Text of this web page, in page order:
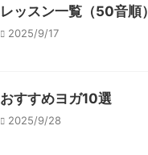
レッスン一覧（50音順）
2025/9/17
おすすめヨガ10選
2025/9/28